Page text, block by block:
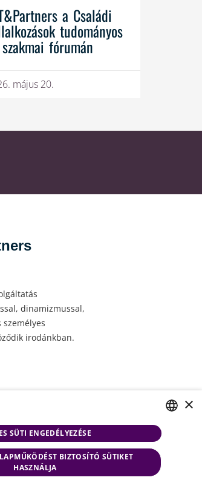
a Családi
tudományos
fórumán
május 20.
dinamizmussal,
személyes
irodánkban.
HUNGARIAN
ENGLISH
×
SÜTI ENGEDÉLYEZÉSE
BIZTOSÍTÓ SÜTIKET
HASZNÁLJA